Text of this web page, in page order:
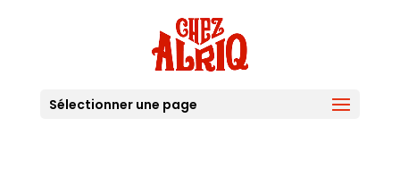
Sélectionner une page